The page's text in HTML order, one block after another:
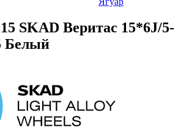
SKAD Веритас 15*6J/5-
Белый